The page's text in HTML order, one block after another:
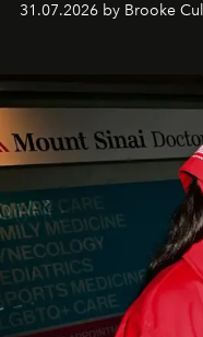
31.07.2026 by Brooke